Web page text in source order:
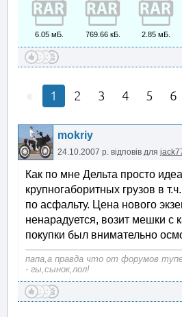
6.05 мБ. 769.66 кБ. 2.85 мБ.
1 2 3 4 5 6
mokriy
24.10.2007 р. відповів для
Как по мне Дельта просто
крупногаборитных грузов в
по асфальту. Цена нового
ненарадуется, возит мешки с
покупки был внимательно
папа,а правда что от форумов
- гы,сынок,лол!